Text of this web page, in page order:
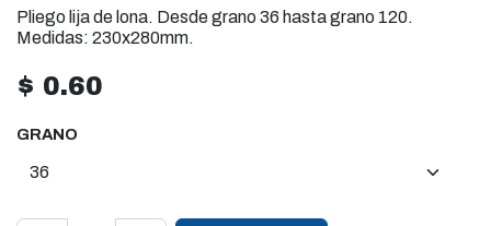
Pliego lija de lona. Desde grano 36 hasta grano 120.
Medidas: 230x280mm.
$ 0.60
GRANO